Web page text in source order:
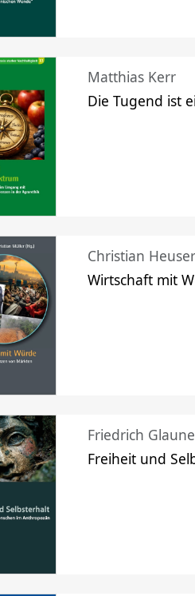
Matthias Kerr
Die Tugend ist
Christian
Wirtschaft mit
Friedrich
Freiheit und